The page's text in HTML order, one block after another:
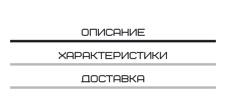
Описание
Характеристики
Доставка